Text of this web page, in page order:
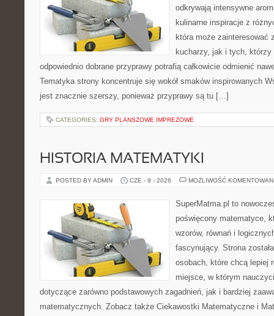
odkrywają intensywne
kulinarne inspiracje z
która może zainteresować
kucharzy, jak i tych, którzy
odpowiednio dobrane przyprawy potrafią całkowicie odmienić
Tematyka strony koncentruje się wokół smaków inspirowanych
jest znacznie szerszy, ponieważ przyprawy są tu […]
CATEGORIES: GRY PLANSZOWE IMPREZOWE
HISTORIA MATEMATYKI
POSTED BY ADMIN CZE - 9 - 2026 MOŻLIWOŚĆ
SuperMatma.pl to
poświęcony matematyce,
wzorów, równań i
fascynujący. Strona
osobach, które chcą lepiej
miejsce, w którym
dotyczące zarówno podstawowych zagadnień, jak i bardziej
matematycznych. Zobacz także Ciekawostki Matematyczne i